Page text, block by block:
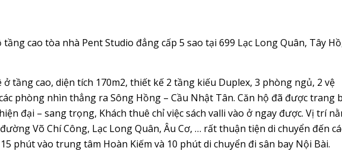
cao tòa nhà Pent Studio đẳng cấp 5 sao tại 699 Lạc Long Quân, Tây
ở tầng cao, diện tích 170m2, thiết kế 2 tầng kiếu Duplex, 3 phòng ngủ, 2 vệ
phòng nhìn thẳng ra Sông Hồng – Cầu Nhật Tân. Căn hộ đã được trang
đại – sang trọng, Khách thuê chỉ việc sách valli vào ở ngay được. Vị trí
Võ Chí Công, Lạc Long Quân, Âu Cơ, … rất thuận tiện di chuyển đến
phút vào trung tâm Hoàn Kiếm và 10 phút di chuyển đi sân bay Nội Bài.